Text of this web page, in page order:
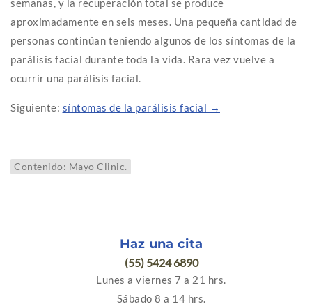
semanas, y la recuperación total se produce
aproximadamente en seis meses. Una pequeña cantidad de
personas continúan teniendo algunos de los síntomas de la
parálisis facial durante toda la vida. Rara vez vuelve a
ocurrir una parálisis facial.
Siguiente: síntomas de la parálisis facial →
Contenido: Mayo Clinic.
Haz una cita
(55) 5424 6890
Lunes a viernes 7 a 21 hrs.
Sábado 8 a 14 hrs.